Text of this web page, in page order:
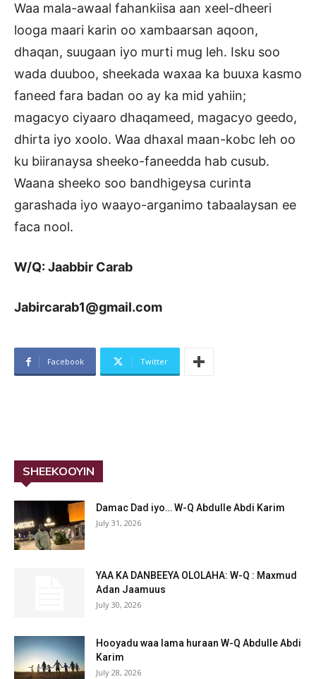
Waa mala-awaal fahankiisa aan xeel-dheeri
looga maari karin oo xambaarsan aqoon,
dhaqan, suugaan iyo murti mug leh. Isku soo
wada duuboo, sheekada waxaa ka buuxa kasmo
faneed fara badan oo ay ka mid yahiin;
magacyo ciyaaro dhaqameed, magacyo geedo,
dhirta iyo xoolo. Waa dhaxal maan-kobc leh oo
ku biiranaysa sheeko-faneedda hab cusub.
Waana sheeko soo bandhigeysa curinta
garashada iyo waayo-arganimo tabaalaysan ee
faca nool.
W/Q: Jaabbir Carab
Jabircarab1@gmail.com
Facebook Twitter
SHEEKOOYIN
Damac Dad iyo… W-Q Abdulle Abdi Karim
July 31, 2026
YAA KA DANBEEYA OLOLAHA: W-Q : Maxmud
Adan Jaamuus
July 30, 2026
Hooyadu waa lama huraan W-Q Abdulle Abdi
Karim
July 28, 2026